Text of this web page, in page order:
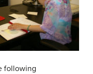
following